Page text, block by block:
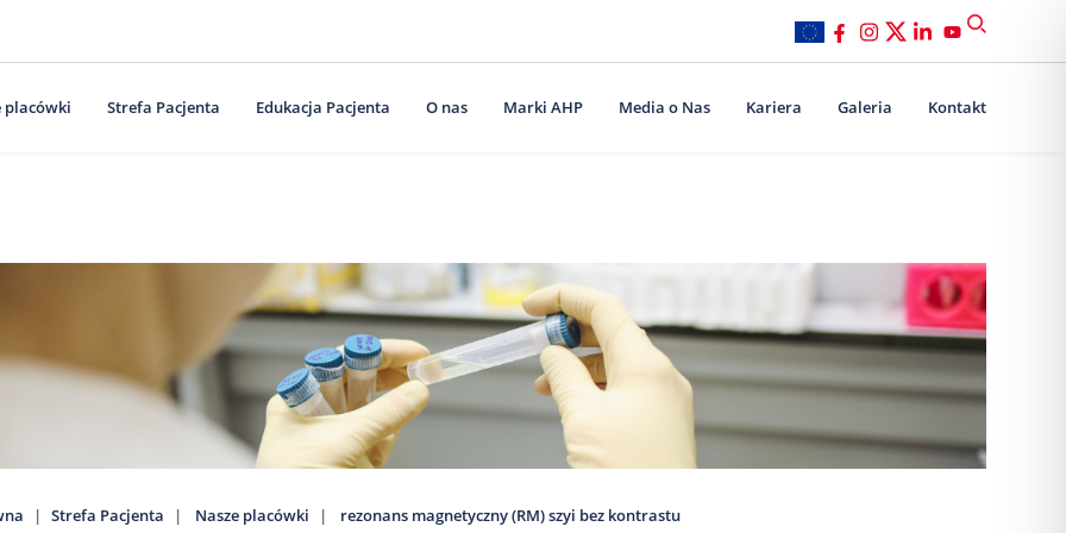
placówki Strefa Pacjenta Edukacja Pacjenta O nas Marki AHP Media o Nas Kariera Galeria Kontakt
Strefa Pacjenta Nasze placówki rezonans magnetyczny (RM) szyi bez kontrastu